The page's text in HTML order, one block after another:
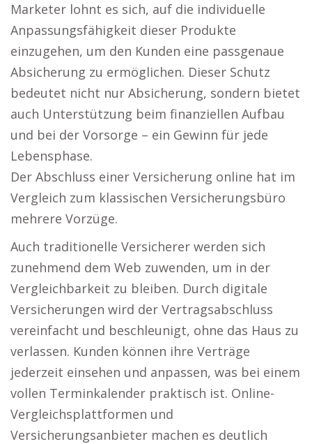
Marketer lohnt es sich, auf die individuelle
Anpassungsfähigkeit dieser Produkte
einzugehen, um den Kunden eine passgenaue
Absicherung zu ermöglichen. Dieser Schutz
bedeutet nicht nur Absicherung, sondern bietet
auch Unterstützung beim finanziellen Aufbau
und bei der Vorsorge – ein Gewinn für jede
Lebensphase.
Der Abschluss einer Versicherung online hat im
Vergleich zum klassischen Versicherungsbüro
mehrere Vorzüge.
Auch traditionelle Versicherer werden sich
zunehmend dem Web zuwenden, um in der
Vergleichbarkeit zu bleiben. Durch digitale
Versicherungen wird der Vertragsabschluss
vereinfacht und beschleunigt, ohne das Haus zu
verlassen. Kunden können ihre Verträge
jederzeit einsehen und anpassen, was bei einem
vollen Terminkalender praktisch ist. Online-
Vergleichsplattformen und
Versicherungsanbieter machen es deutlich